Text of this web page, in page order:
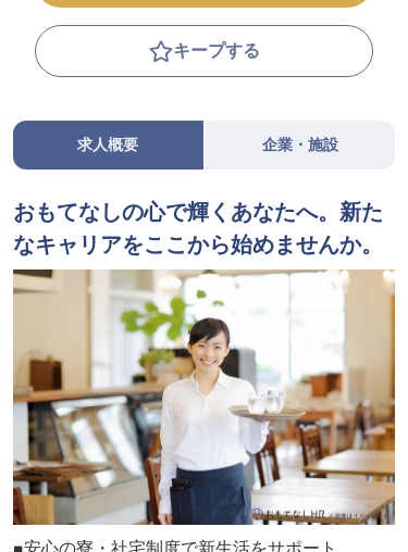
キープする
求人概要 企業・施設
おもてなしの心で輝くあなたへ。新た
なキャリアをここから始めませんか。